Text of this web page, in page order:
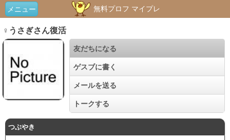
メニュー 無料プロフ マイプレ
♀うさぎさん復活
友だちになる
ゲスブに書く
メールを送る
トークする
つぶやき